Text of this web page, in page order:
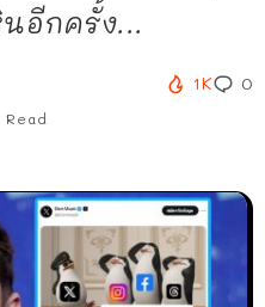
อีกครั้ง...
Read
1K 0